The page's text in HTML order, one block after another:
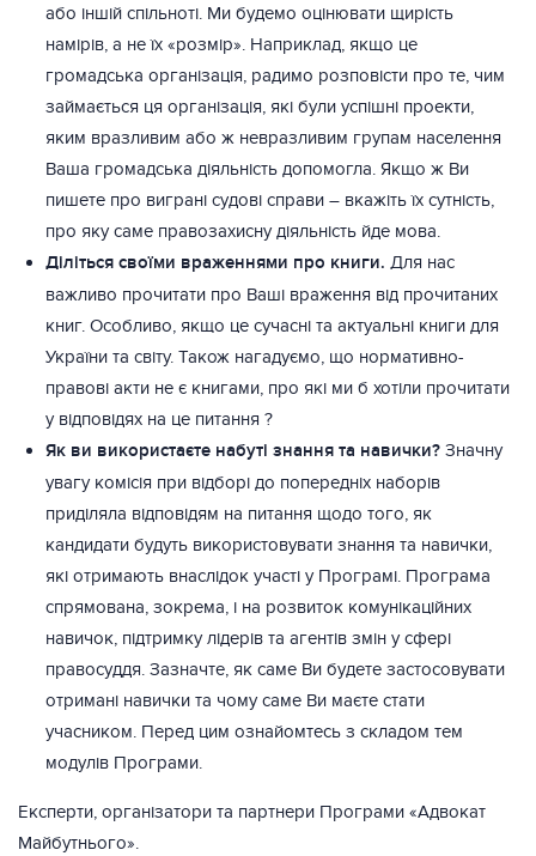
або іншій спільноті. Ми будемо оцінювати щирість
намірів, а не їх «розмір». Наприклад, якщо це
громадська організація, радимо розповісти про те, чим
займається ця організація, які були успішні проекти,
яким вразливим або ж невразливим групам населення
Ваша громадська діяльність допомогла. Якщо ж Ви
пишете про виграні судові справи – вкажіть їх сутність,
про яку саме правозахисну діяльність йде мова.
Діліться своїми враженнями про книги. Для нас
важливо прочитати про Ваші враження від прочитаних
книг. Особливо, якщо це сучасні та актуальні книги для
України та світу. Також нагадуємо, що нормативно-
правові акти не є книгами, про які ми б хотіли прочитати
у відповідях на це питання ?
Як ви використаєте набуті знання та навички?Значну
увагу комісія при відборі до попередніх наборів
приділяла відповідям на питання щодо того, як
кандидати будуть використовувати знання та навички,
які отримають внаслідок участі у Програмі. Програма
спрямована, зокрема, і на розвиток комунікаційних
навичок, підтримку лідерів та агентів змін у сфері
правосуддя. Зазначте, як саме Ви будете застосовувати
отримані навички та чому саме Ви маєте стати
учасником. Перед цим ознайомтесь з складом тем
модулів Програми.
Експерти, організатори та партнери Програми «Адвокат
Майбутнього».